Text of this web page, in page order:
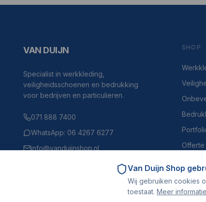
VAN DUIJN
Specialist in werkkleding,
veiligheidsschoenen en bedrukking
voor bedrijven en particulieren.
071 888 7400
WhatsApp: 06 4267 6277
info@vanduijnshop.nl
Haven 4, 2225BH Katwijk aan Zee
SHOP
Van Duijn Shop
Wij gebruiken cookies
toestaat. Meer informatie